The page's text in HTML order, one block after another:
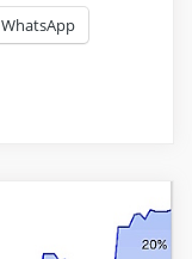
WhatsApp